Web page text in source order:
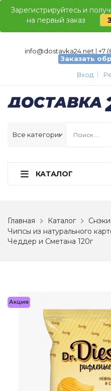
Зарегистрируйтесь и
на первый заказ
info@dostavka24.net | +7
Заказать
Вход
КАТАЛОГ
Главная Каталог Снэки
Чипсы из натурального
Чеддер и Сметана 120г
Акция